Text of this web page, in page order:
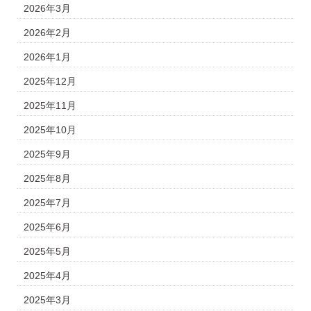
2026年3月
2026年2月
2026年1月
2025年12月
2025年11月
2025年10月
2025年9月
2025年8月
2025年7月
2025年6月
2025年5月
2025年4月
2025年3月